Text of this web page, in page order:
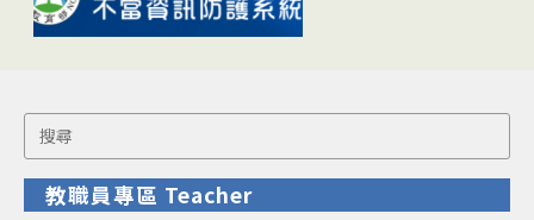
Search
for:
教職員專區 Teacher